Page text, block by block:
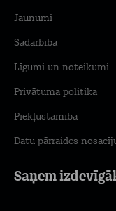
Saņem
Jaunumi
Sadarbība
Līgumi un noteikumi
Privātuma politika
Piekļūstamība
Datu pārraides